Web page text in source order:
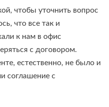
чтобы уточнить вопрос
что все так и
к нам в офис
с договором.
естественно, не было и
соглашение с